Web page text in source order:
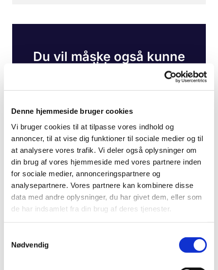
Denne hjemmeside bruger cookies
Vi bruger cookies til at tilpasse vores indhold og
annoncer, til at vise dig funktioner til sociale medier og til
at analysere vores trafik. Vi deler også oplysninger om
din brug af vores hjemmeside med vores partnere inden
for sociale medier, annonceringspartnere og
analysepartnere. Vores partnere kan kombinere disse
data med andre oplysninger, du har givet dem, eller som
de har indsamlet fra din brug af deres tjenester.
Nødvendig
Du vil måske også kunne
lide...